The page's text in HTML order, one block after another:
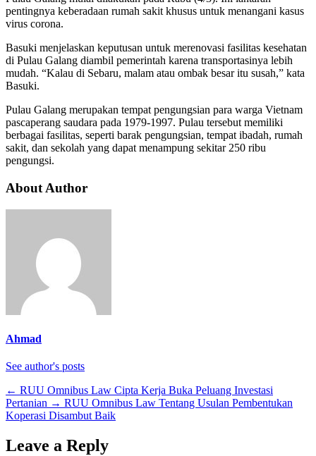
pentingnya keberadaan rumah sakit khusus untuk menangani kasus
virus corona.
Basuki menjelaskan keputusan untuk merenovasi fasilitas kesehatan
di Pulau Galang diambil pemerintah karena transportasinya lebih
mudah. “Kalau di Sebaru, malam atau ombak besar itu susah,” kata
Basuki.
Pulau Galang merupakan tempat pengungsian para warga Vietnam
pascaperang saudara pada 1979-1997. Pulau tersebut memiliki
berbagai fasilitas, seperti barak pengungsian, tempat ibadah, rumah
sakit, dan sekolah yang dapat menampung sekitar 250 ribu
pengungsi.
About Author
Ahmad
See author's posts
← RUU Omnibus Law Cipta Kerja Buka Peluang Investasi
Pertanian → RUU Omnibus Law Tentang Usulan Pembentukan
Koperasi Disambut Baik
Leave a Reply